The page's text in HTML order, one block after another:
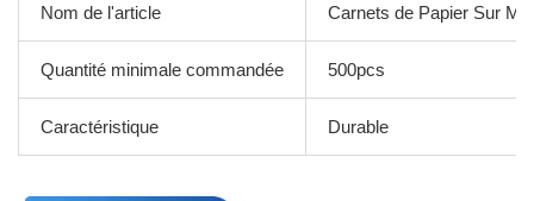
Nom de l'article Carnets de Papier Sur
Quantité minimale commandée 500pcs
Caractéristique Durable